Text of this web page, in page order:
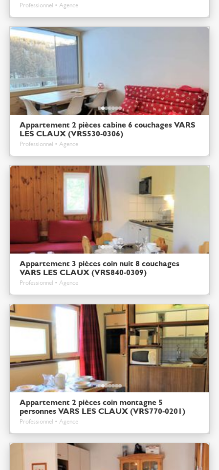
Professionnel • Agence
Appartement 2 pièces cabine 6 couchages VARS
LES CLAUX (VRS530-0306)
Professionnel • Agence
Appartement 3 pièces coin nuit 8 couchages
VARS LES CLAUX (VRS840-0309)
Professionnel • Agence
Appartement 2 pièces coin montagne 5
personnes VARS LES CLAUX (VRS770-0201)
Professionnel • Agence